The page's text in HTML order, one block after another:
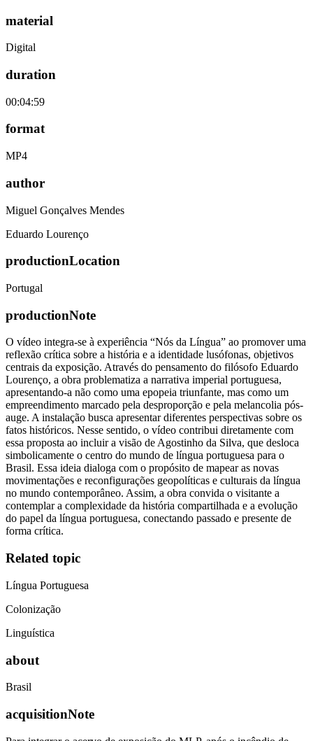
material
Digital
duration
00:04:59
format
MP4
author
Miguel Gonçalves Mendes
Eduardo Lourenço
productionLocation
Portugal
productionNote
O vídeo integra-se à experiência “Nós da Língua” ao promover uma
reflexão crítica sobre a história e a identidade lusófonas, objetivos
centrais da exposição. Através do pensamento do filósofo Eduardo
Lourenço, a obra problematiza a narrativa imperial portuguesa,
apresentando-a não como uma epopeia triunfante, mas como um
empreendimento marcado pela desproporção e pela melancolia pós-
auge. A instalação busca apresentar diferentes perspectivas sobre os
fatos históricos. Nesse sentido, o vídeo contribui diretamente com
essa proposta ao incluir a visão de Agostinho da Silva, que desloca
simbolicamente o centro do mundo de língua portuguesa para o
Brasil. Essa ideia dialoga com o propósito de mapear as novas
movimentações e reconfigurações geopolíticas e culturais da língua
no mundo contemporâneo. Assim, a obra convida o visitante a
contemplar a complexidade da história compartilhada e a evolução
do papel da língua portuguesa, conectando passado e presente de
forma crítica.
Related topic
Língua Portuguesa
Colonização
Linguística
about
Brasil
acquisitionNote